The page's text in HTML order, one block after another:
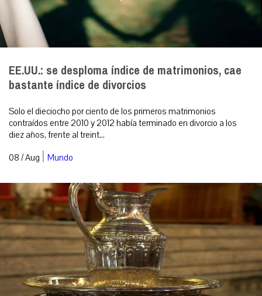
EE.UU.: se desploma índice de matrimonios, cae
bastante índice de divorcios
Solo el dieciocho por ciento de los primeros matrimonios
contraídos entre 2010 y 2012 había terminado en divorcio a los
diez años, frente al treint...
08 / Aug | Mundo